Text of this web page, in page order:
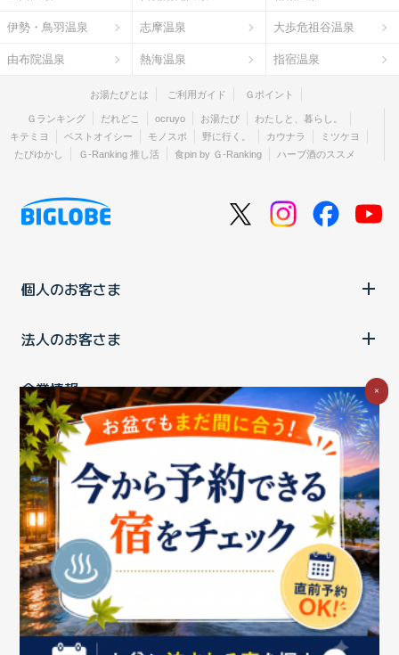
伊勢・鳥羽温泉 志摩温泉 大歩危祖谷温泉
由布院温泉 熱海温泉 指宿温泉
お湯たびとは ご利用ガイド Ｇポイント
Ｇランキング だれどこ ocruyo お湯たび
わたしと、暮らし。
キテミヨ
ベストオイシー モノスポ 野に行く。 カウナラ
ミツケヨ
たびゆかし
Ｇ-Ranking 推し活 食pin by Ｇ-Ranking ハーブ酒のススメ
個人のお客さま
法人のお客さま
企業情報
ご利用中の方
お問い合わせ消費税の表示 ウェブアクセシビリティの取り組み
個人情報保護ポリシープライバシーポータル
Cookieポリシー
特定商取引法に基づく表記情報セキュリティ基本方針
商標についてBIGLOBEトップ
×